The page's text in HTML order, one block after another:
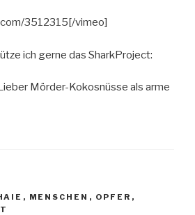
3512315[/vimeo]
ich gerne das SharkProject:
Mörder-Kokosnüsse als arme
, MENSCHEN , OPFER ,